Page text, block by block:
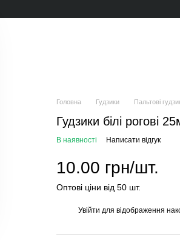
Головна Гудзики Пальтові
Гудзики білі рогові
В наявності Написати відгук
10.00 грн/шт.
Оптові ціни від 50 шт.
Увійти для відображення